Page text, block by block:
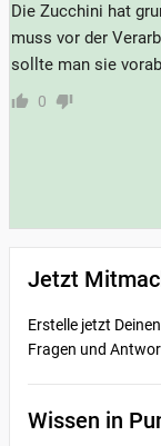
Die Zucchini hat
muss vor der
sollte man sie
0
Jetzt
Erstelle jetzt Deinen
Fragen und
Wissen in